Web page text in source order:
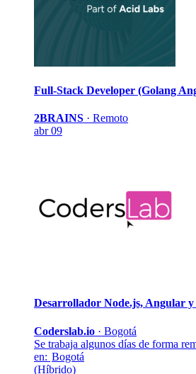
Full-Stack Developer (Golang
2BRAINS · Remoto
abr 09
Desarrollador Node.js, Angular
Coderslab.io · Bogotá
Se trabaja algunos días de forma
en: Bogotá
(Híbrido)